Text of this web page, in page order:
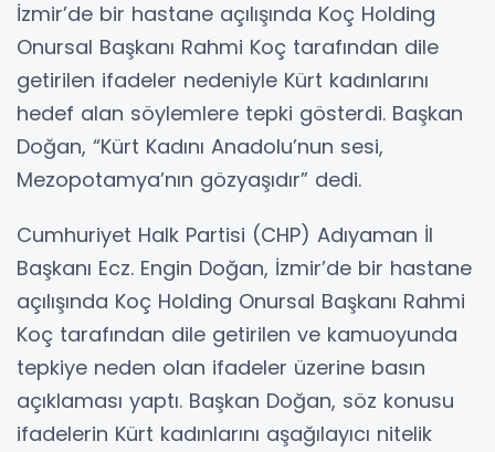
İzmir’de bir hastane açılışında Koç Holding
Onursal Başkanı Rahmi Koç tarafından dile
getirilen ifadeler nedeniyle Kürt kadınlarını
hedef alan söylemlere tepki gösterdi. Başkan
Doğan, “Kürt Kadını Anadolu’nun sesi,
Mezopotamya’nın gözyaşıdır” dedi.
Cumhuriyet Halk Partisi (CHP) Adıyaman İl
Başkanı Ecz. Engin Doğan, İzmir’de bir hastane
açılışında Koç Holding Onursal Başkanı Rahmi
Koç tarafından dile getirilen ve kamuoyunda
tepkiye neden olan ifadeler üzerine basın
açıklaması yaptı. Başkan Doğan, söz konusu
ifadelerin Kürt kadınlarını aşağılayıcı nitelik